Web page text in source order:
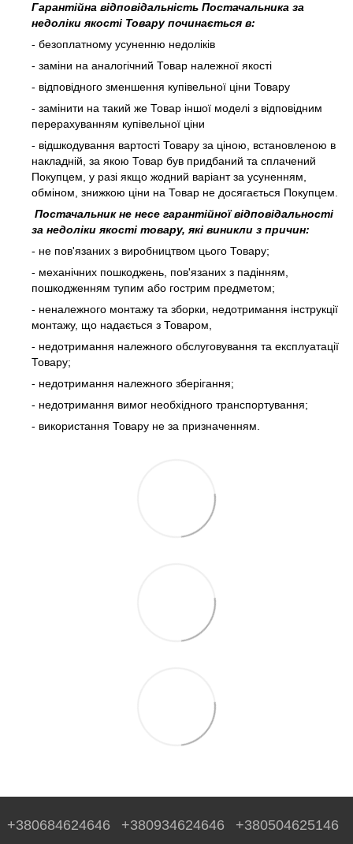
Гарантійна відповідальність Постачальника за
недоліки якості Товару починається в:
- безоплатному усуненню недоліків
- заміни на аналогічний Товар належної якості
- відповідного зменшення купівельної ціни Товару
- замінити на такий же Товар іншої моделі з відповідним
перерахуванням купівельної ціни
- відшкодування вартості Товару за ціною, встановленою в
накладній, за якою Товар був придбаний та сплачений
Покупцем, у разі якщо жодний варіант за усуненням,
обміном, знижкою ціни на Товар не досягається Покупцем.
Постачальник не несе гарантійної відповідальності
за недоліки якості товару, які виникли з причин:
- не пов'язаних з виробництвом цього Товару;
- механічних пошкоджень, пов'язаних з падінням,
пошкодженням тупим або гострим предметом;
- неналежного монтажу та зборки, недотримання інструкції
монтажу, що надається з Товаром,
- недотримання належного обслуговування та експлуатації
Товару;
- недотримання належного зберігання;
- недотримання вимог необхідного транспортування;
- використання Товару не за призначенням.
+380684624646 +380934624646 +380504625146